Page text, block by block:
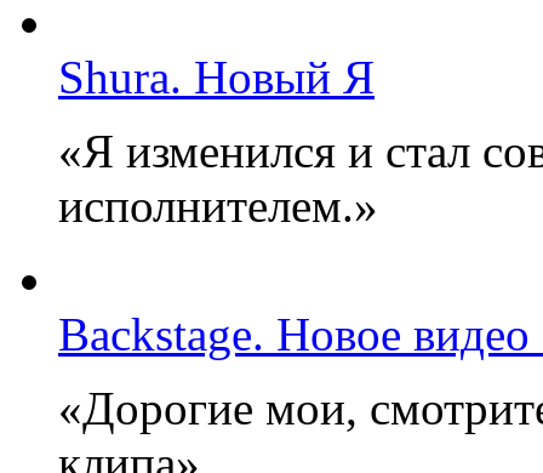
Shura. Новый Я
«Я изменился и стал
исполнителем.»
Backstage. Новое
«Дорогие мои,